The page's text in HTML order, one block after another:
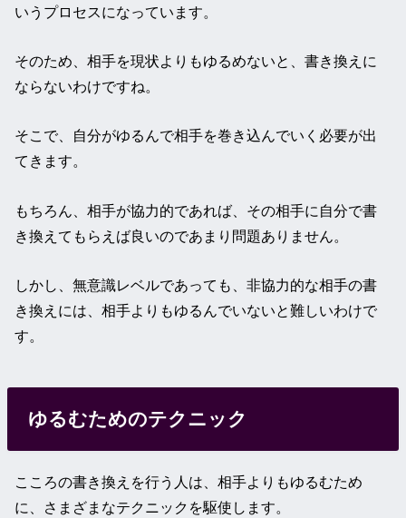
いうプロセスになっています。
そのため、相手を現状よりもゆるめないと、書き換えに
ならないわけですね。
そこで、自分がゆるんで相手を巻き込んでいく必要が出
てきます。
もちろん、相手が協力的であれば、その相手に自分で書
き換えてもらえば良いのであまり問題ありません。
しかし、無意識レベルであっても、非協力的な相手の書
き換えには、相手よりもゆるんでいないと難しいわけで
す。
ゆるむためのテクニック
こころの書き換えを行う人は、相手よりもゆるむため
に、さまざまなテクニックを駆使します。